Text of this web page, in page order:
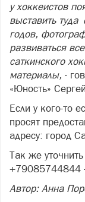
у хоккеистов
выставить
годов,
развиваться
саткинского
материалы, -
«Юность»
Если у кого-то
просят
адресу: город
Так же
+79085744844
Автор: Анна